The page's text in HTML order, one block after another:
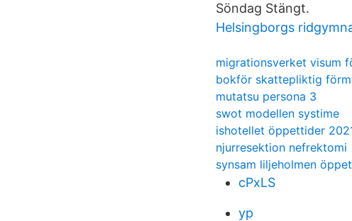
Söndag Stängt.
Helsingborgs
migrationsverket visum
bokför skattepliktig
mutatsu persona 3
swot modellen systime
ishotellet öppettider
njurresektion nefrektomi
synsam liljeholmen
cPxLS
yp